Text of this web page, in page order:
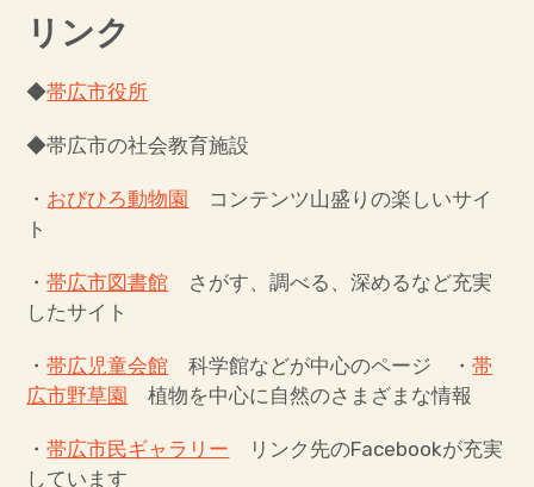
今月のイベント・年間行事予定
帯広百年記念館とは
創造活動センター・貸室のご案内
展
開
利用案内・アクセス
ブ
メ
ニ
ュ
ー
を
当館関係の出版物
埋蔵文化財センター
アイヌ民族文化情報センター「リウカ」
リンク
◆帯広市役所
◆帯広市の社会教育施設
・ おびひろ動物園 コンテンツ山盛りの楽しいサイ
ト
・帯広市図書館 さがす、調べる、深めるなど充実
したサイト
・帯広児童会館 科学館などが中心のページ ・帯
広市野草園 植物を中心に自然のさまざまな情報
・帯広市民ギャラリー リンク先のFacebookが充実
しています